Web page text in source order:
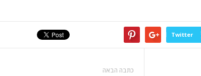
Twitter
כתבה הבאה